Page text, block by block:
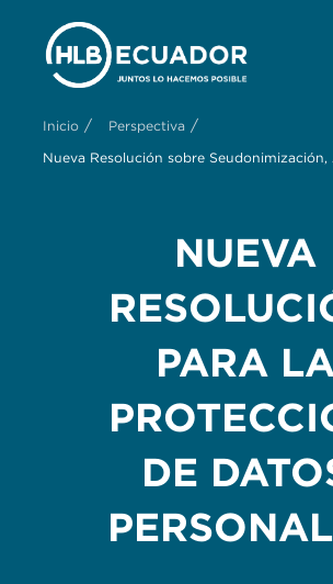
Inicio / Perspectiva /
Nueva Resolución sobre
NUEVA
PARA
DE